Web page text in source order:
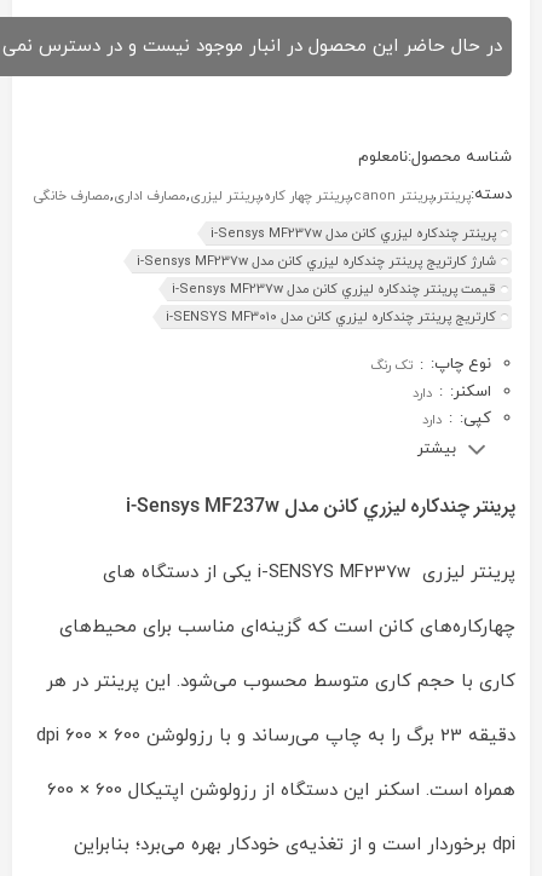
در حال حاضر این محصول در انبار موجود نیست و در دسترس
شناسه محصول:نامعلوم
دسته:پرینتر ,پرینتر canon ,پرینتر چهار کاره,پرینتر لیزری,مصارف اداری,مصارف خانگی
پرينتر چندکاره ليزري کانن مدل i-Sensys MF237w
شارژ کارتریج پرينتر چندکاره ليزري کانن مدل i-Sensys MF237w
قیمت پرينتر چندکاره ليزري کانن مدل i-Sensys MF237w
کارتریج پرينتر چندکاره ليزري کانن مدل i-SENSYS MF3010
نوع چاپ: : تک رنگ
اسکنر: : دارد
کپی: : دارد
بیشتر
پرينتر چندکاره ليزري کانن مدل i-Sensys MF237w
پرینتر لیزری i-SENSYS MF237w یکی از دستگاه های
چهارکاره‌های کانن است که گزینه‌ای مناسب برای محیط‌های
کاری با حجم کاری متوسط محسوب می‌شود. این پرینتر در هر
دقیقه 23 برگ را به چاپ می‌رساند و با رزولوشن 600 × 600 dpi
همراه است. اسکنر این دستگاه از رزولوشن اپتیکال 600 × 600
dpi برخوردار است و از تغذیه‌ی خودکار بهره می‌برد؛ بنابراین